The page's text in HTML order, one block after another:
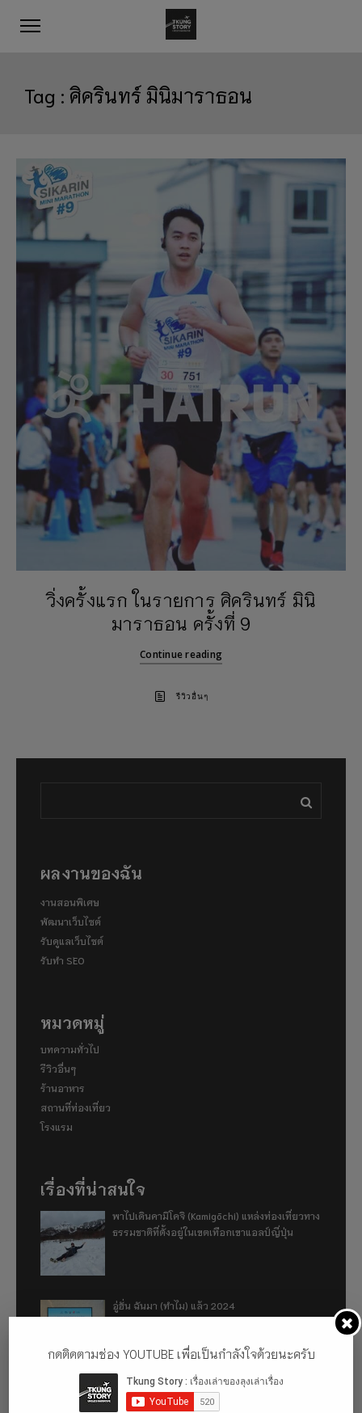
Tag :ศิครินทร์ มินิมาราธอน
วิ่งครั้งแรก ในรายการ ศิครินทร์ มินิ
มาราธอน ครั้งที่ 9
Continue reading
รีวิวอื่นๆ
ผลงานของฉัน
งานสอนพิเศษ
พัฒนาเว็บไซต์
รับดูแลเว็บไซต์
รับทำ SEO
หมวดหมู่
บทความทั่วไป
รีวิวอื่นๆ
ร้านอาหาร
สถานที่ท่องเที่ยว
โรงแรม
เรื่องที่น่าสนใจ
พาไปเดินคามิโคจิ (Kamigōchi) แหล่งท่องเที่ยวทาง
ธรรมชาติที่ตั้งอยู่ในเขตเทือกเขาแอลป์ญี่ปุ่น
อู่ฮั่น ฉันมา (ทำไม) แล้ว 2024
รีวิว 1 ปีกับการใช้รถไฟฟ้า ora good cat ultra
500km
กดติดตามช่อง YOUTUBE เพื่อเป็นกำลังใจด้วยนะครับ